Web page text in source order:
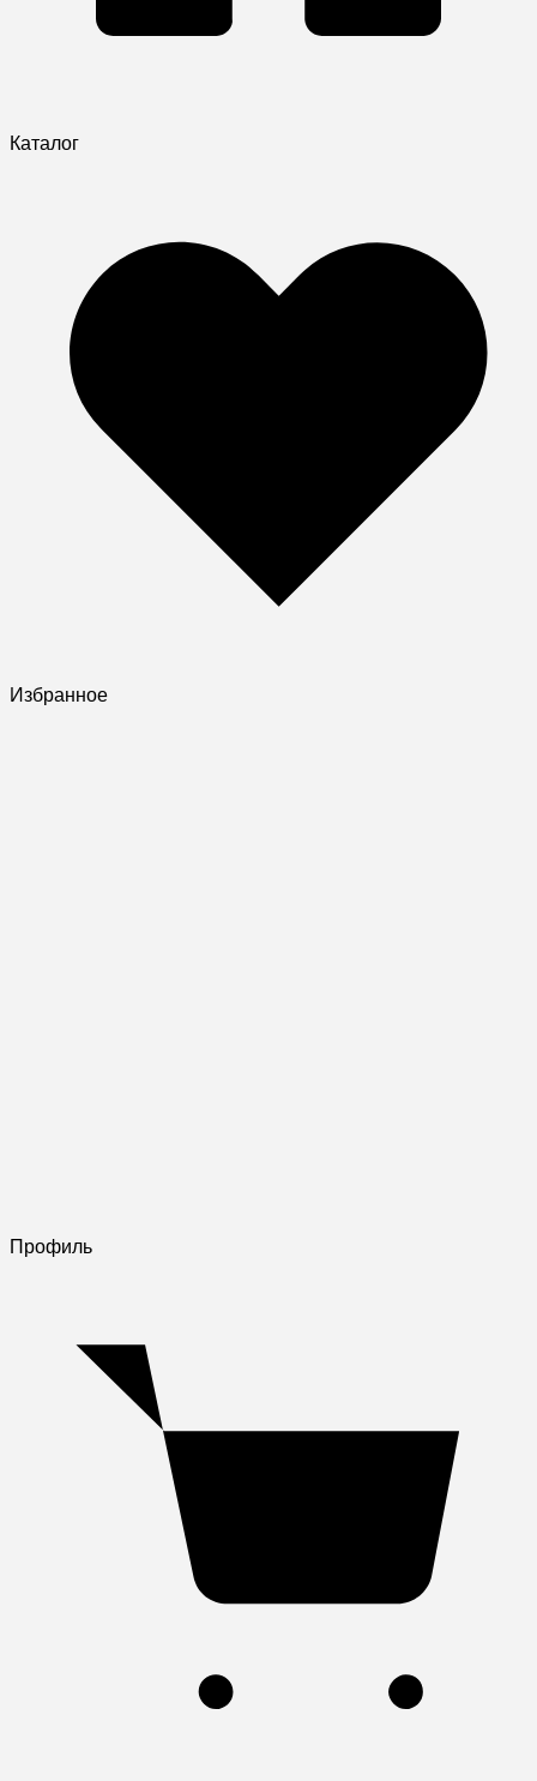
Каталог
Избранное
Профиль